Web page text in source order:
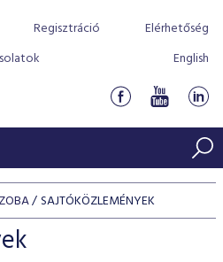
Regisztráció
Elérhetőség
English
SAJTÓKÖZLEMÉNYEK